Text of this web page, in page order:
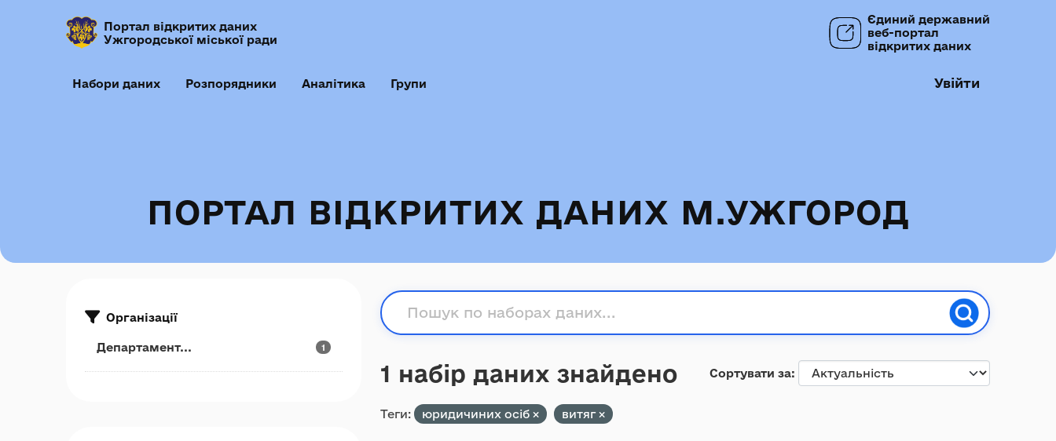
Портал відкритих даних
Ужгородської міської ради
Єдиний державний
веб-портал
відкритих даних
Набори даних Розпорядники Аналітика Групи Увійти
ПОРТАЛ ВІДКРИТИХ ДАНИХ М.УЖГОРОД
Організації
Департамент... 1
Сортувати за
1 набір даних знайдено
Теги: юридичиних осіб витяг